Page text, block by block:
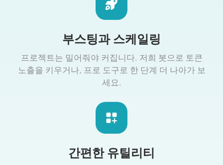
부스팅과 스케일링
프로젝트는 밀어줘야 커집니다. 저희 봇으로 토큰
노출을 키우거나, 프로 도구로 한 단계 더 나아가 보
세요.
간편한 유틸리티